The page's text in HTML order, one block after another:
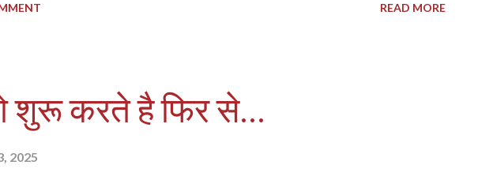
बच्चों के विकास और शिक्षा को प्राथमिकता दी। उन्होंने कहा था कि "बच्चे हमारे
कारण है कि हमें उन्हें प्यार, देखभाल और सही दिशा में मार्गदर्शन देना चाहिए।
उत्सव मनाने के लिए नहीं हैं, बल्कि हमें यह भी सोचना है कि हम बच्चों को कैसे एक
READ MORE
शुरू करते है फिर से...
2025